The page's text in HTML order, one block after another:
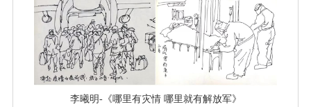
李曦明-《哪里有灾情 哪里就有解放军》